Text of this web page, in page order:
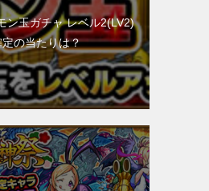
ン玉ガチャ レベル2(LV2)
の当たりは？